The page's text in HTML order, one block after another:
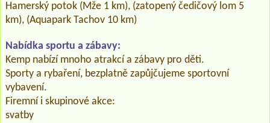
Hamerský potok (Mže 1 km), (zatopený čedičový lom 5
km), (Aquapark Tachov 10 km)
Nabídka sportu a zábavy:
Kemp nabízí mnoho atrakcí a zábavy pro děti.
Sporty a rybaření, bezplatně zapůjčujeme sportovní
vybavení.
Firemní i skupinové akce:
svatby